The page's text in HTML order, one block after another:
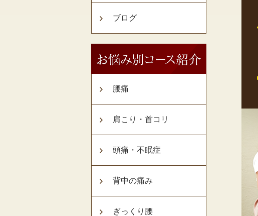
ブログ
腰痛
肩こり・首コリ
頭痛・不眠症
背中の痛み
ぎっくり腰